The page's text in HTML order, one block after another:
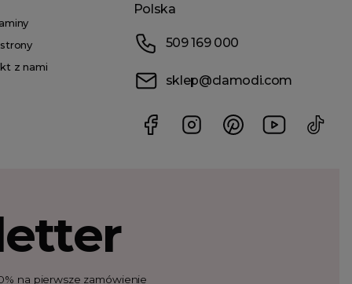
z nami
Polska
509 169 000
sklep@clamodi.com
na pierwsze zamówienie